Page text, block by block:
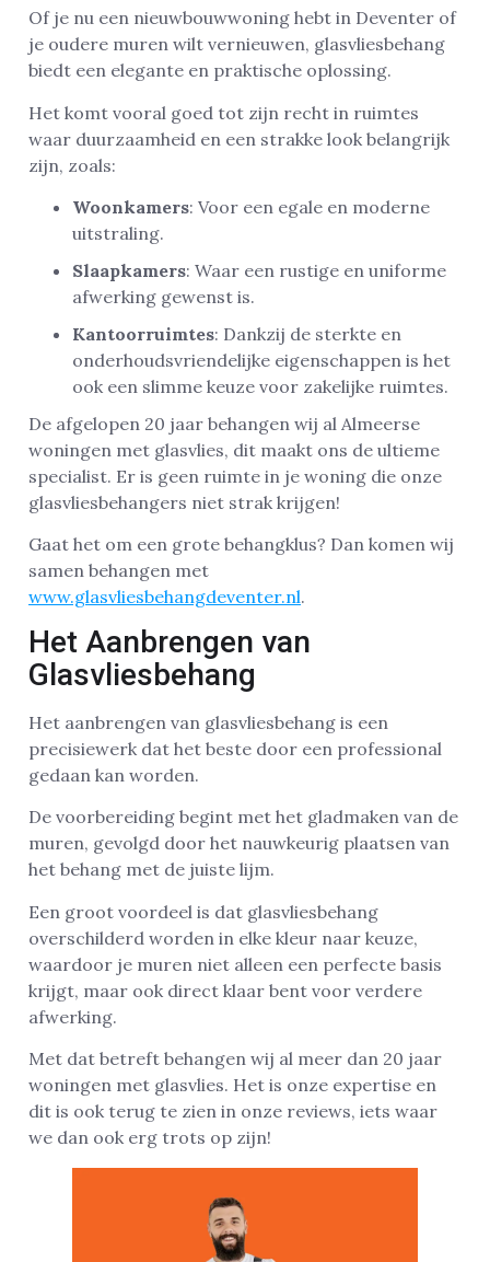
Of je nu een nieuwbouwwoning hebt in Deventer of
je oudere muren wilt vernieuwen, glasvliesbehang
biedt een elegante en praktische oplossing.
Het komt vooral goed tot zijn recht in ruimtes
waar duurzaamheid en een strakke look belangrijk
zijn, zoals:
Woonkamers: Voor een egale en moderne
uitstraling.
Slaapkamers: Waar een rustige en uniforme
afwerking gewenst is.
Kantoorruimtes: Dankzij de sterkte en
onderhoudsvriendelijke eigenschappen is het
ook een slimme keuze voor zakelijke ruimtes.
De afgelopen 20 jaar behangen wij al Almeerse
woningen met glasvlies, dit maakt ons de ultieme
specialist. Er is geen ruimte in je woning die onze
glasvliesbehangers niet strak krijgen!
Gaat het om een grote behangklus? Dan komen wij
samen behangen met
www.glasvliesbehangdeventer.nl.
Het Aanbrengen van
Glasvliesbehang
Het aanbrengen van glasvliesbehang is een
precisiewerk dat het beste door een professional
gedaan kan worden.
De voorbereiding begint met het gladmaken van de
muren, gevolgd door het nauwkeurig plaatsen van
het behang met de juiste lijm.
Een groot voordeel is dat glasvliesbehang
overschilderd worden in elke kleur naar keuze,
waardoor je muren niet alleen een perfecte basis
krijgt, maar ook direct klaar bent voor verdere
afwerking.
Met dat betreft behangen wij al meer dan 20 jaar
woningen met glasvlies. Het is onze expertise en
dit is ook terug te zien in onze reviews, iets waar
we dan ook erg trots op zijn!